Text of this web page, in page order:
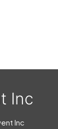
Inc
Inc